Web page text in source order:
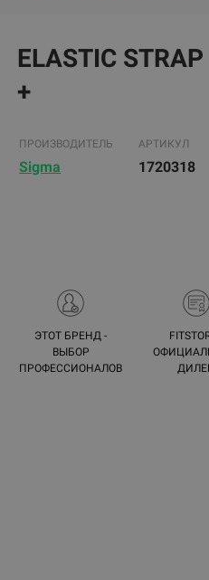
ELASTIC
+
ПРОИЗВОДИТЕЛЬ
Sigma
АРТИКУЛ
1720318
ЭТОТ БРЕНД -
ВЫБОР
ПРОФЕССИОНАЛОВ